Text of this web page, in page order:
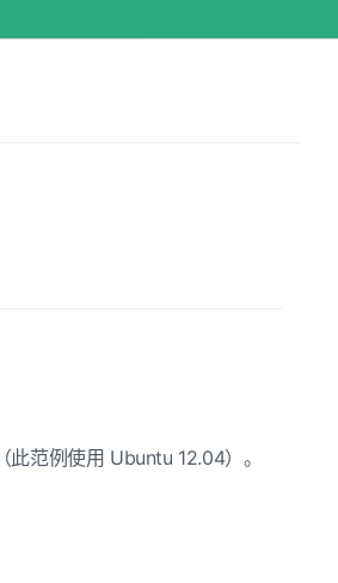
范例使用 Ubuntu 12.04）。